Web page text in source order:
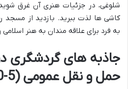
شلوغی، در جزئیات هنری آن غرق
کاشی ها لذت ببرید. بازدید از مسجد
به فرد برای علاقه مندان به هنر
جاذبه های گردشگری
حمل و نقل عمومی (5-10 دقیقه)